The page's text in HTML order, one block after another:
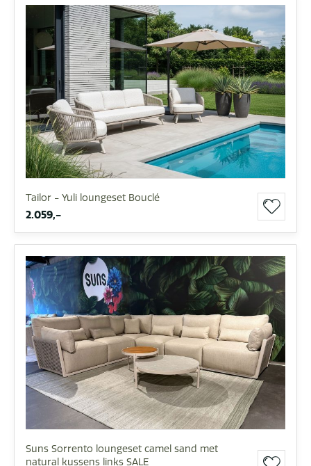
Tailor - Yuli loungeset Bouclé
2.059,-
Suns Sorrento loungeset camel sand met
natural kussens links SALE